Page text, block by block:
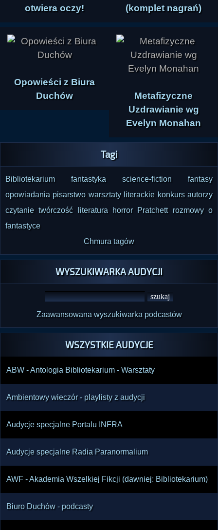
otwiera oczy!
(komplet nagrań)
Opowieści z Biura
Duchów
Metafizyczne
Uzdrawianie wg
Evelyn Monahan
Tagi
Bibliotekarium fantastyka science-fiction
fantasy
opowiadania pisarstwo warsztaty literackie konkurs autorzy
czytanie twórczość literatura horror Pratchett
rozmowy o
fantastyce
Chmura tagów
WYSZUKIWARKA AUDYCJI
Zaawansowana wyszukiwarka podcastów
WSZYSTKIE AUDYCJE
ABW - Antologia Bibliotekarium - Warsztaty
Ambientowy wieczór - playlisty z audycji
Audycje specjalne Portalu INFRA
Audycje specjalne Radia Paranormalium
AWF - Akademia Wszelkiej Fikcji (dawniej: Bibliotekarium)
Biuro Duchów - podcasty